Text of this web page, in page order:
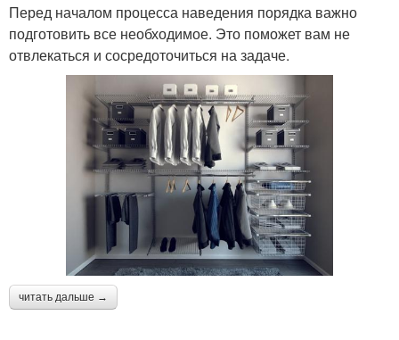
Перед началом процесса наведения порядка важно
подготовить все необходимое. Это поможет вам не
отвлекаться и сосредоточиться на задаче.
читать дальше →